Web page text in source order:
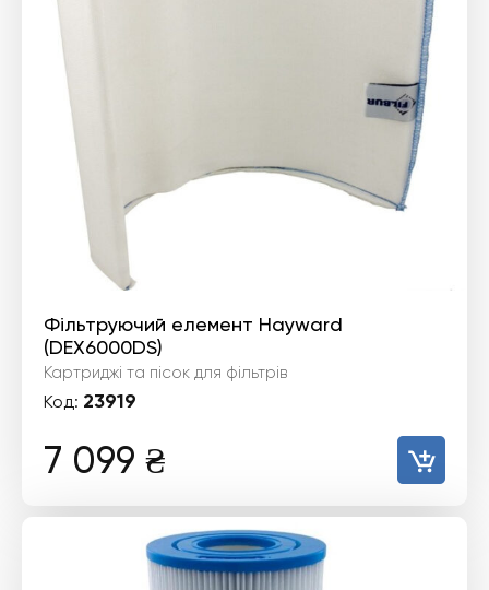
Фільтруючий елемент Hayward
(DEX6000DS)
Картриджі та пісок для фільтрів
Код: 23919
7 099 ₴